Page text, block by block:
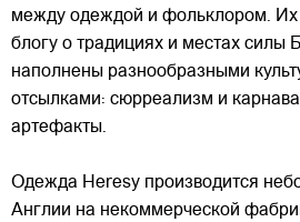
между одеждой и фольклором. Их
блогу о традициях и местах силы
наполнены разнообразными
отсылками: сюрреализм и
артефакты.
Одежда Heresy производится
Англии на некоммерческой